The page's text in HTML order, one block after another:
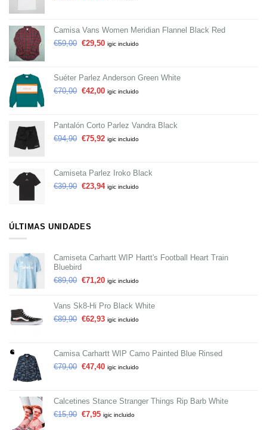
Camisa Vans Women Meridian Flannel Black Red
€59,00 €29,50 igic incluido
Suéter Parlez Anderson Green White
€70,00 €42,00 igic incluido
Pantalón Corto Parlez Vandra Black
€94,90 €75,92 igic incluido
Camiseta Parlez Iroko Black
€39,90 €23,94 igic incluido
ÚLTIMAS UNIDADES
Camiseta Carhartt WIP Hartt's Football Heart Train
Bluebird
€89,00 €71,20 igic incluido
Vans Sk8-Hi Pro Black White
€89,90 €62,93 igic incluido
Camisa Carhartt WIP Camo Painted Blue Rinsed
€79,00 €47,40 igic incluido
Calcetines Stance Stranger Things Rip Barb White
€15,90 €7,95 igic incluido